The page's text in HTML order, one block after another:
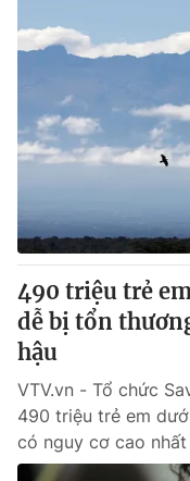
490 triệu trẻ
dễ bị tổn
hậu
VTV.vn - Tổ chức
490 triệu trẻ em
có nguy cơ cao